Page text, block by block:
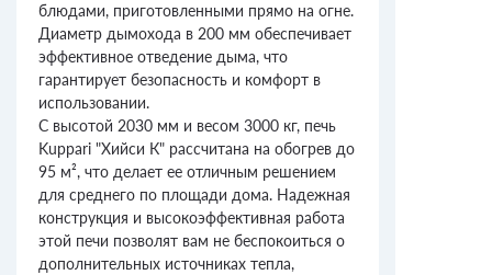
блюдами, приготовленными прямо на огне.
Диаметр дымохода в 200 мм обеспечивает
эффективное отведение дыма, что
гарантирует безопасность и комфорт в
использовании.
С высотой 2030 мм и весом 3000 кг, печь
Kuppari "Хийси К" рассчитана на обогрев до
95 м², что делает ее отличным решением
для среднего по площади дома. Надежная
конструкция и высокоэффективная работа
этой печи позволят вам не беспокоиться о
дополнительных источниках тепла,